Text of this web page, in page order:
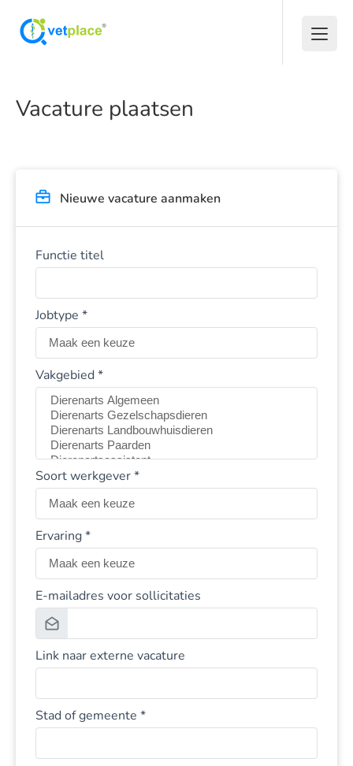
Vacature plaatsen
Nieuwe vacature aanmaken
Functie titel
Jobtype *
Vakgebied *
Soort werkgever *
Ervaring *
E-mailadres voor sollicitaties
Link naar externe vacature
Stad of gemeente *